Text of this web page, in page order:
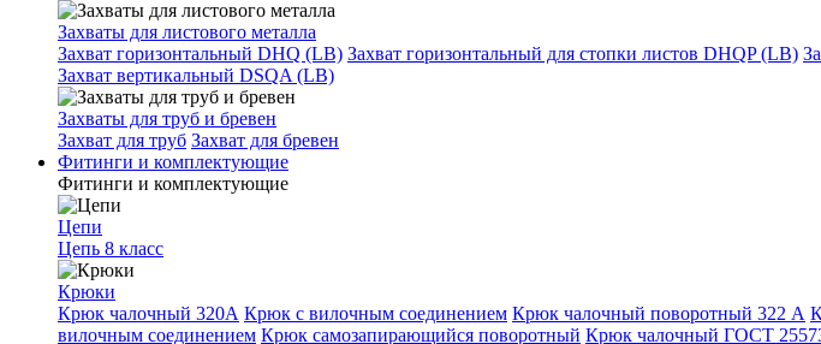
Захваты для листового металла
Захват горизонтальный DHQ (LB) Захват горизонтальный для стопки листов DHQP (LB)
Захват вертикальный DSQA (LB)
Захваты для труб и бревен
Захват для труб Захват для бревен
Фитинги и комплектующие
Фитинги и комплектующие
Цепи
Цепь 8 класс
Крюки
Крюк чалочный 320А Крюк с вилочным соединением Крюк чалочный поворотный 322 А
вилочным соединением Крюк самозапирающийся поворотный Крюк чалочный ГОСТ